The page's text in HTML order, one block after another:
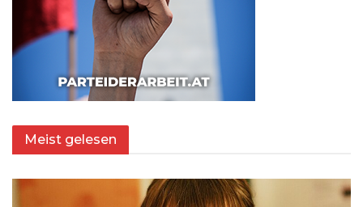
Meist gelesen